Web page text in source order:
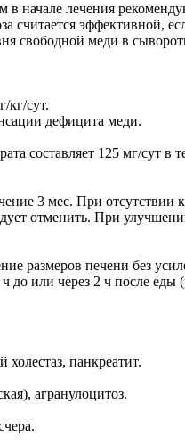
лечения
эффективной,
свободной меди в
кг/сут.
дефицита меди.
составляет 125 мг/сут в
3 мес. При отсутствии
отменить. При
размеров печени без
или через 2 ч после еды
панкреатит.
агранулоцитоз.